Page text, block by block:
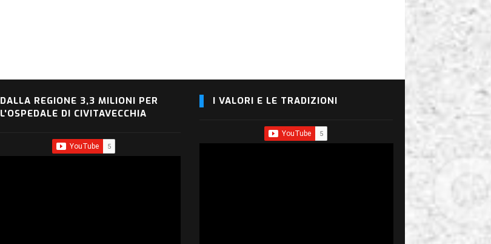
DALLA REGIONE 3,3 MILIONI PER
L'OSPEDALE DI CIVITAVECCHIA
I VALORI E LE TRADIZIONI